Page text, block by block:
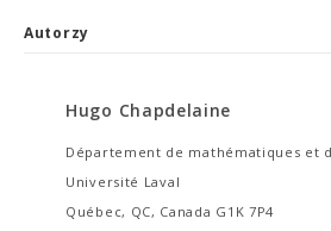
Autorzy
Hugo Chapdelaine
Département de mathématiques et
Université Laval
Québec, QC, Canada G1K 7P4